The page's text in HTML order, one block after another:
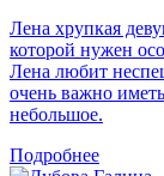
Лена хрупкая
которой нужен
Лена любит
очень важно
небольшое.
Подробнее